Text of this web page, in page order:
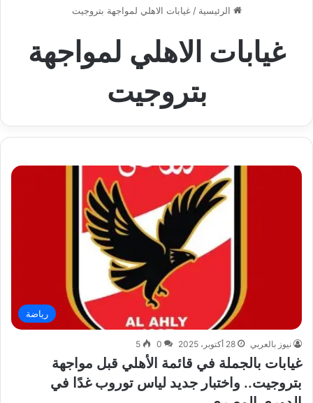
الرئيسية / غيابات الاهلي لمواجهة بتروجيت
غيابات الاهلي لمواجهة
بتروجيت
رياضة
نيوز بالعربي 28 أكتوبر، 2025 0
5
غيابات بالجملة في قائمة الأهلي قبل مواجهة
بتروجيت.. واختبار جديد لياس توروب غدًا في